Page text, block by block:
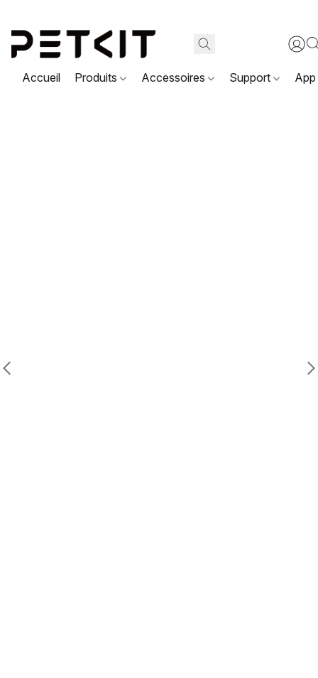
Accueil Produits Accessoires Support App